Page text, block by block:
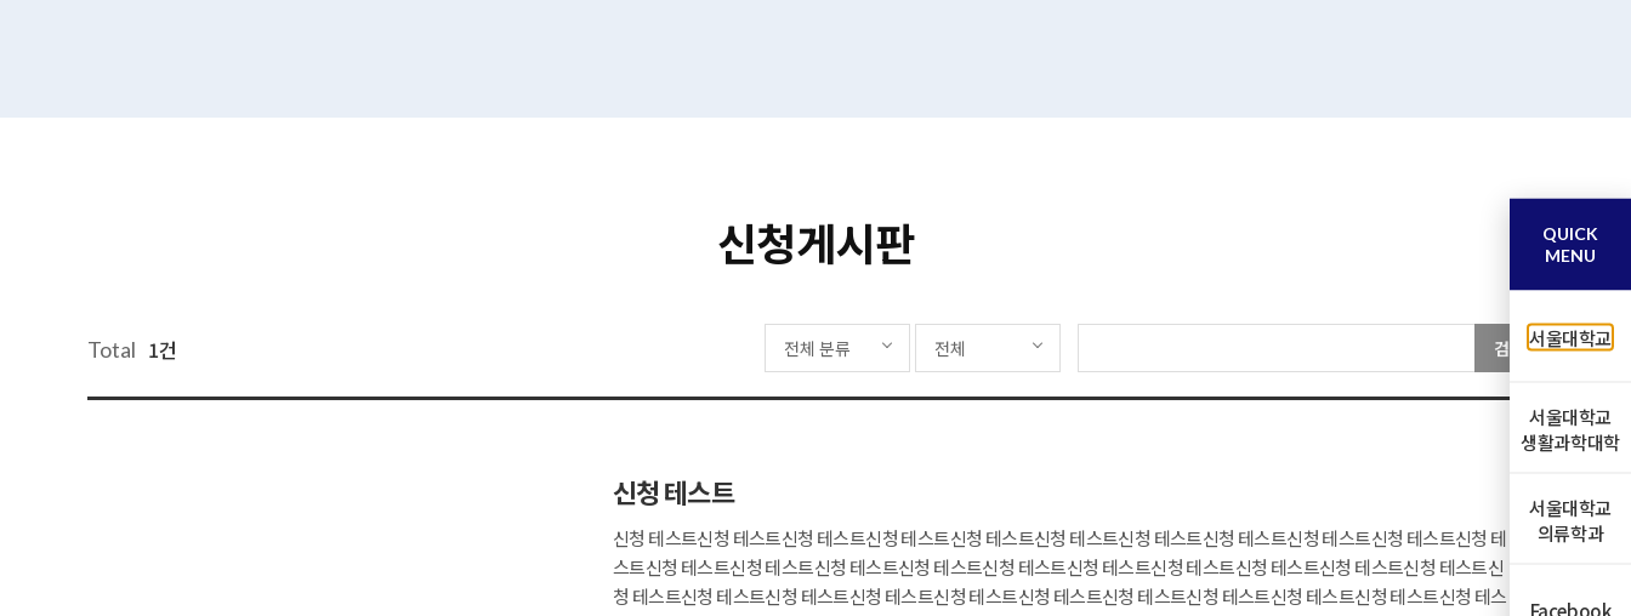
신청게시판
Total 1건 전체 분류 전체 검색
신청 테스트
신청 테스트신청 테스트신청 테스트신청 테스트신청 테스트신청 테스트신청 테스트신청 테스트신청 테스트신청 테스트신청 테
스트신청 테스트신청 테스트신청 테스트신청 테스트신청 테스트신청 테스트신청 테스트신청 테스트신청 테스트신청 테스트신
청 테스트신청 테스트신청 테스트신청 테스트신청 테스트신청 테스트신청 테스트신청 테스트신청 테스트신청 테스트신청 테스
QUICK
MENU
서울대학교
서울대학교
생활과학대학
서울대학교
의류학과
Facebook